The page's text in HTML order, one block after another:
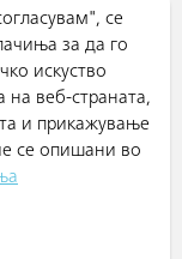
се
за да го
искуство
на веб-страната,
и прикажување
се опишани во